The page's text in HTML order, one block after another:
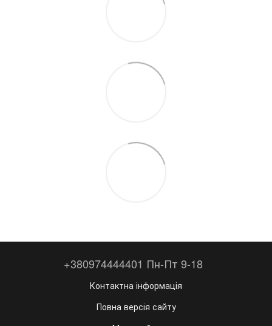
+380974444401 Пн-Пт 9-18
Контактна інформація
Повна версія сайту